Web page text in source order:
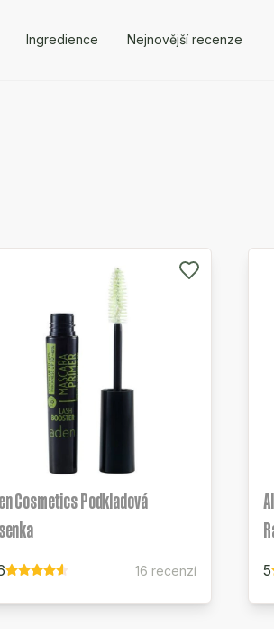
Ingredience Nejnovější recenze
Cosmetics Podkladová
16 recenzí 5